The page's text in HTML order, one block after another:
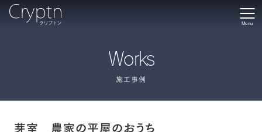
Menu
Works
施工事例
芽室 農家の平屋のおうち